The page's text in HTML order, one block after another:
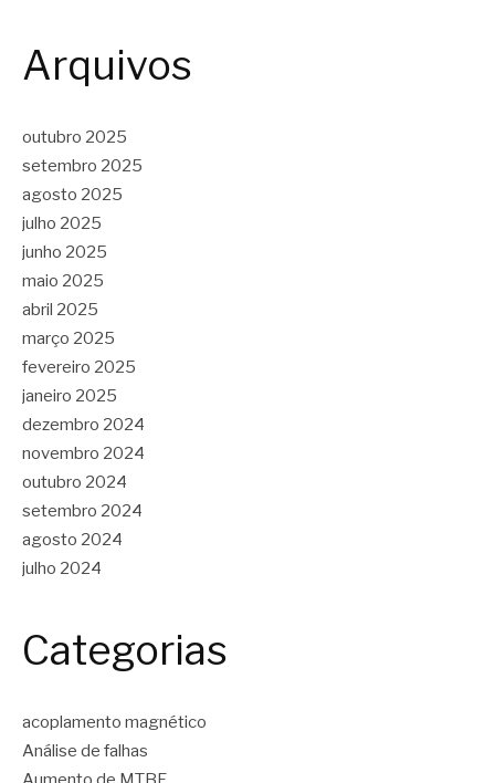
Arquivos
outubro 2025
setembro 2025
agosto 2025
julho 2025
junho 2025
maio 2025
abril 2025
março 2025
fevereiro 2025
janeiro 2025
dezembro 2024
novembro 2024
outubro 2024
setembro 2024
agosto 2024
julho 2024
Categorias
acoplamento magnético
Análise de falhas